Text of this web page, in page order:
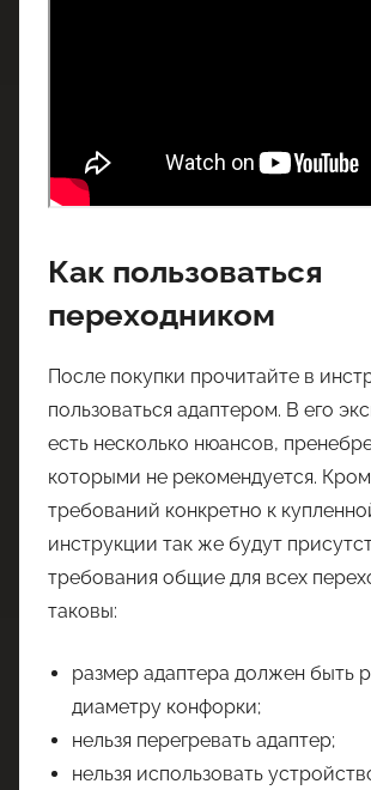
Как пользоваться
переходником
После покупки прочитайте в
пользоваться адаптером. В его
есть несколько нюансов,
которыми не рекомендуется.
требований конкретно к
инструкции так же будут
требования общие для всех
таковы:
размер адаптера должен быть
диаметру конфорки;
нельзя перегревать адаптер;
нельзя использовать